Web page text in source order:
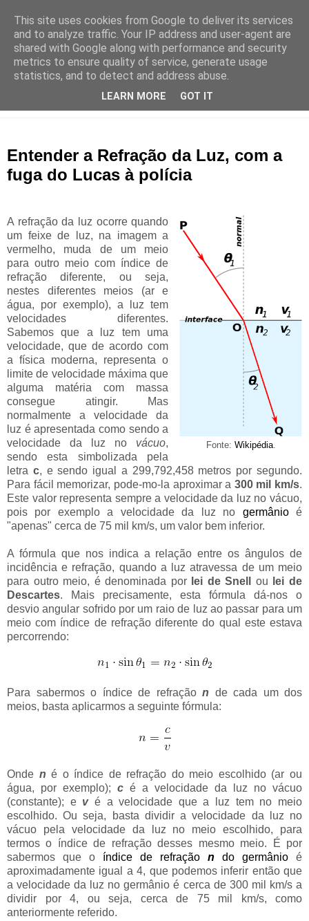
Entender a Refração da Luz, com a
fuga do Lucas à polícia
Fonte: Wikipédia.
A refração da luz ocorre quando
um feixe de luz, na imagem a
vermelho, muda de um meio
para outro meio com índice de
refração diferente, ou seja,
nestes diferentes meios (ar e
água, por exemplo), a luz tem
velocidades diferentes.
Sabemos que a luz tem uma
velocidade, que de acordo com
a física moderna, representa o
limite de velocidade máxima que
alguma matéria com massa
consegue atingir. Mas
normalmente a velocidade da
luz é apresentada como sendo a
velocidade da luz no vácuo,
sendo esta simbolizada pela
letra c, e sendo igual a 299,792,458 metros por segundo.
Para fácil memorizar, pode-mo-la aproximar a 300 mil km/s.
Este valor representa sempre a velocidade da luz no vácuo,
pois por exemplo a velocidade da luz no germânioé
"apenas" cerca de 75 mil km/s, um valor bem inferior.
A fórmula que nos indica a relação entre os ângulos de
incidência e refração, quando a luz atravessa de um meio
para outro meio, é denominada por lei de Snell ou lei de
Descartes. Mais precisamente, esta fórmula dá-nos o
desvio angular sofrido por um raio de luz ao passar para um
meio com índice de refração diferente do qual este estava
percorrendo:
Para sabermos o índice de refração n de cada um dos
meios, basta aplicarmos a seguinte fórmula:
Onde n é o índice de refração do meio escolhido (ar ou
água, por exemplo); c é a velocidade da luz no vácuo
(constante); e vé a velocidade que a luz tem no meio
escolhido. Ou seja, basta dividir a velocidade da luz no
vácuo pela velocidade da luz no meio escolhido, para
termos o índice de refração desses mesmo meio. É por
sabermos que o índice de refração n do germânio é
aproximadamente igual a 4, que podemos inferir então que
a velocidade da luz no germânio é cerca de 300 mil km/s a
dividir por 4, ou seja, cerca de 75 mil km/s, como
anteriormente referido.
This site uses cookies from Google to deliver its services
and to analyze traffic. Your IP address and user-agent are
shared with Google along with performance and security
metrics to ensure quality of service, generate usage
statistics, and to detect and address abuse.
LEARN MORE GOT IT